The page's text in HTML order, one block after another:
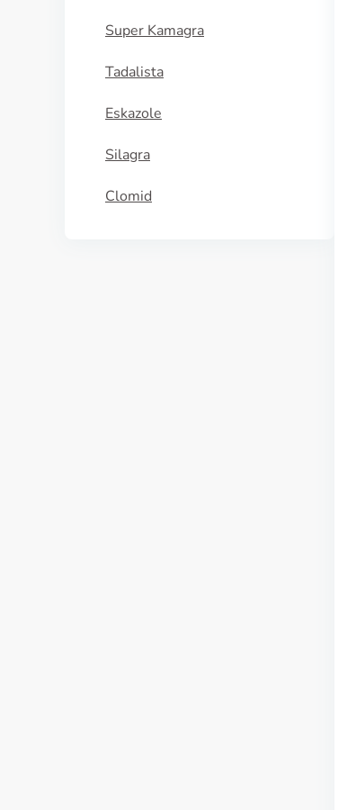
Super Kamagra
Tadalista
Eskazole
Silagra
Clomid